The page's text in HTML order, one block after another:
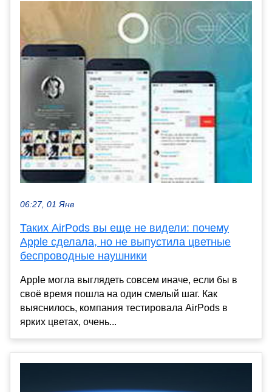
06:27, 01 Янв
Таких AirPods вы еще не видели: почему
Apple сделала, но не выпустила цветные
беспроводные наушники
Apple могла выглядеть совсем иначе, если бы в
своё время пошла на один смелый шаг. Как
выяснилось, компания тестировала AirPods в
ярких цветах, очень...